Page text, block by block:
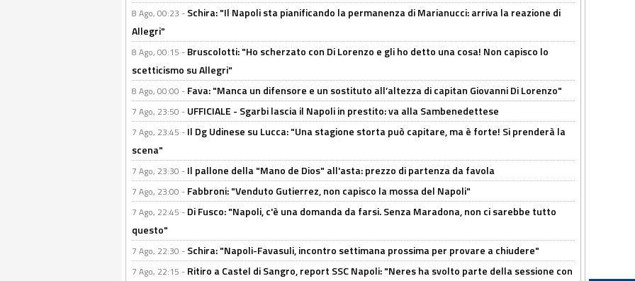
8 Ago, 00:23 - Schira: "Il Napoli sta pianificando la permanenza di Marianucci: arriva la reazione di
Allegri"
8 Ago, 00:15 - Bruscolotti: "Ho scherzato con Di Lorenzo e gli ho detto una cosa! Non capisco lo
scetticismo su Allegri"
8 Ago, 00:00 - Fava: "Manca un difensore e un sostituto all’altezza di capitan Giovanni Di Lorenzo"
7 Ago, 23:50 - UFFICIALE - Sgarbi lascia il Napoli in prestito: va alla Sambenedettese
7 Ago, 23:45 - Il Dg Udinese su Lucca: "Una stagione storta può capitare, ma è forte! Si prenderà la
scena"
7 Ago, 23:30 - Il pallone della "Mano de Dios" all'asta: prezzo di partenza da favola
7 Ago, 23:00 - Fabbroni: "Venduto Gutierrez, non capisco la mossa del Napoli"
7 Ago, 22:45 - Di Fusco: "Napoli, c'è una domanda da farsi. Senza Maradona, non ci sarebbe tutto
questo"
7 Ago, 22:30 - Schira: "Napoli-Favasuli, incontro settimana prossima per provare a chiudere"
7 Ago, 22:15 - Ritiro a Castel di Sangro, report SSC Napoli: "Neres ha svolto parte della sessione con